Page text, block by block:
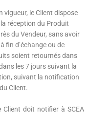
vigueur, le Client dispose
réception du Produit
du Vendeur, sans avoir
fin d’échange ou de
soient retournés dans
les 7 jours suivant la
suivant la notification
Client.
doit notifier à SCEA